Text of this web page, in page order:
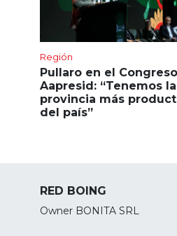
Región
Pullaro en el Congreso
Aapresid: “Tenemos la
provincia más
del país”
RED BOING
Owner BONITA SRL